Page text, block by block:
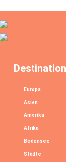
Europa
Asien
Amerika
Afrika
Bodensee
Städte